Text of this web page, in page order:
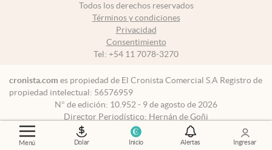
Menú Dolar Inicio Alertas Ingresar
Todos los derechos reservados
Términos y condiciones
Privacidad
Consentimiento
Tel: +54 11 7078-3270
cronista.com es propiedad de El Cronista Comercial S.A Registro de
propiedad intelectual: 56576959
N° de edición: 10.952 - 9 de agosto de 2026
Director Periodístico: Hernán de Goñi